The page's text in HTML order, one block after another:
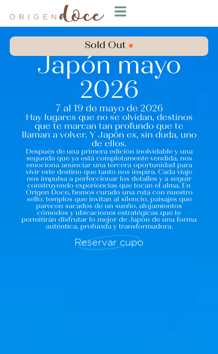
Sold Out
Japón mayo
2026
7 al 19 de mayo de 2026
Hay lugares que no se olvidan, destinos
que te marcan tan profundo que te
llaman a volver. Y Japón es, sin duda, uno
de ellos.
Después de una primera edición inolvidable y una
segunda que ya está completamente vendida, nos
emociona anunciar una tercera oportunidad para
vivir este destino que tanto nos inspira. Cada viaje
nos impulsa a perfeccionar los detalles y a seguir
construyendo experiencias que tocan el alma. En
Origen Doce, hemos curado una ruta con nuestro
sello: templos que invitan al silencio, paisajes que
parecen sacados de un sueño, alojamientos
cómodos y ubicaciones estratégicas que te
permitirán disfrutar lo mejor de Japón de una forma
auténtica, profunda y transformadora.
Reservar cupo